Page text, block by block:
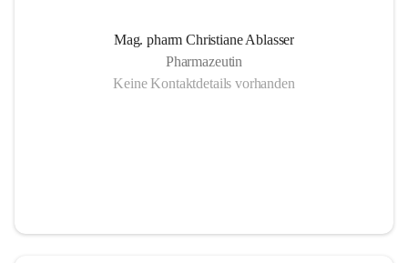
Mag. pharm Christiane Ablasser
Pharmazeutin
Keine Kontaktdetails vorhanden